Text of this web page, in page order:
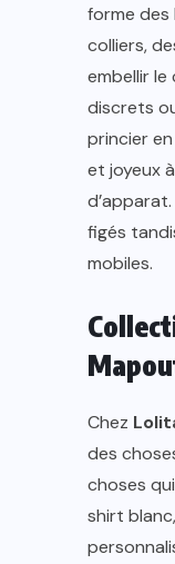
forme des
colliers,
embellir le
discrets
princier
et joyeux
figés
mobiles.
Chez
des
choses
shirt